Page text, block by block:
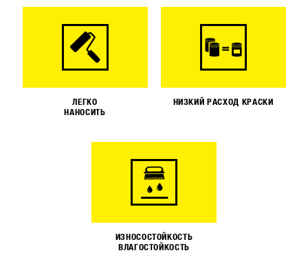
ЛЕГКО
НАНОСИТЬ
НИЗКИЙ РАСХОД КРАСКИ
ИЗНОСОСТОЙКОСТЬ
ВЛАГОСТОЙКОСТЬ